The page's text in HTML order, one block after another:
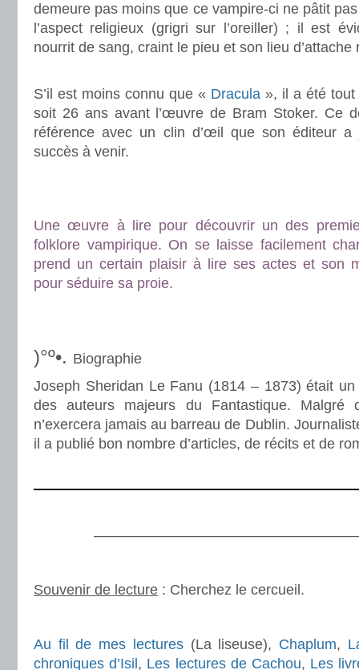
demeure pas moins que ce vampire-ci ne pâtit
l’aspect religieux (grigri sur l’oreiller) ; il est
nourrit de sang, craint le pieu et son lieu d’attache
S’il est moins connu que « Dracula », il a été
soit 26 ans avant l’œuvre de Bram Stoker. Ce
référence avec un clin d’œil que son éditeur a
succès à venir.
Une œuvre à lire pour découvrir un des
folklore vampirique. On se laisse facilement
prend un certain plaisir à lire ses actes et son
pour séduire sa proie.
)°º•. Biographie
Joseph Sheridan Le Fanu (1814 – 1873) était un
des auteurs majeurs du Fantastique.
n’exercera jamais au barreau de Dublin.
il a publié bon nombre d’articles, de récits et de
Souvenir de lecture : Cherchez le cercueil.
Au fil de mes lectures(La liseuse), Chaplum,
chroniques d’Isil , Les lectures de Cachou, Les